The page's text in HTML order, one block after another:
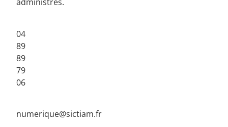
administrés.
04
89
89
79
06
numerique@sictiam.fr